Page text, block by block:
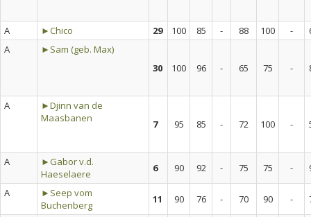
A ►Chico 29 100 85 - 88 100 -
A
►Sam (geb. Max)
30
100 96 - 65 75 -
A
►Djinn van de
Maasbanen
7 95 85 - 72 100 -
A
►Gabor v.d.
Haeselaere
6 90 92 - 75 75 -
A
►Seep vom
Buchenberg
11 90 76 - 70 90 -